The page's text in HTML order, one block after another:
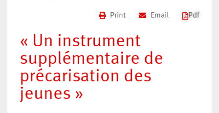
Print Email Pdf
« Un instrument
supplémentaire de
précarisation des
jeunes »